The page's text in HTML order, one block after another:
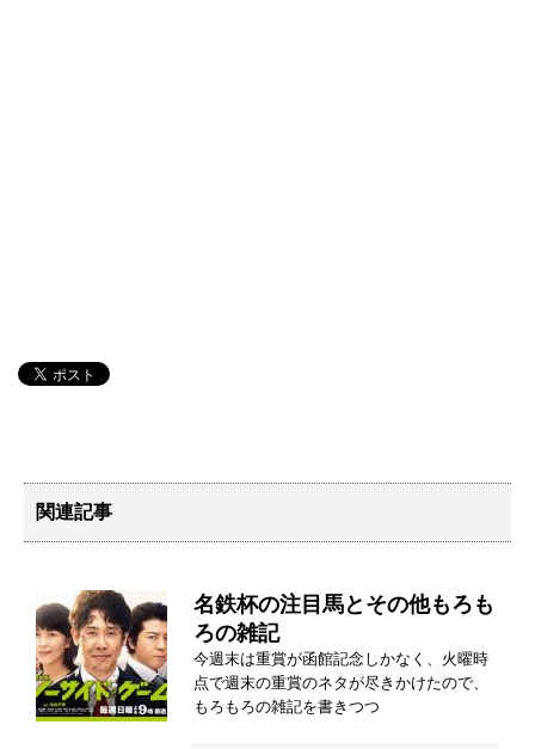
関連記事
名鉄杯の注目馬とその他もろも
ろの雑記
今週末は重賞が函館記念しかなく、火曜時
点で週末の重賞のネタが尽きかけたので、
もろもろの雑記を書きつつ